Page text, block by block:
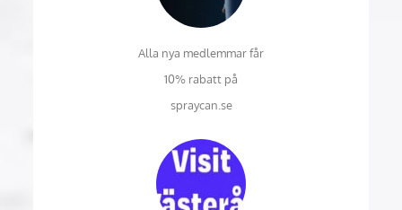
Alla nya medlemmar får
10% rabatt på
spraycan.se